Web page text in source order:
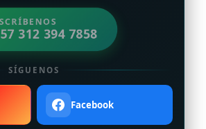
312 394 7858
SÍGUENOS
Facebook